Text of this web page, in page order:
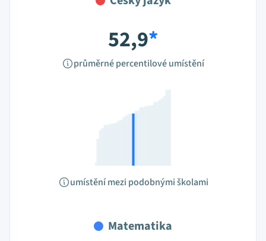
52,9*
průměrné percentilové umístění
umístění mezi podobnými školami
Matematika